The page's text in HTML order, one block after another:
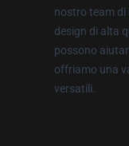
nostro team di
design di alta
possono
offriamo una
versatili.